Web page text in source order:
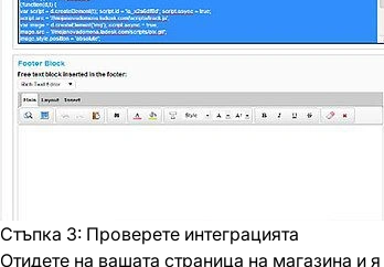
Стъпка 3: Проверете интеграцията
Отидете на вашата страница на магазина и